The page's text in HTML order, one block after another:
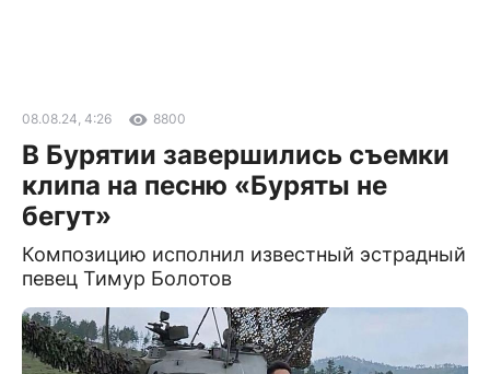
08.08.24, 4:26 8800
В Бурятии завершились съемки
клипа на песню «Буряты не
бегут»
Композицию исполнил известный эстрадный
певец Тимур Болотов